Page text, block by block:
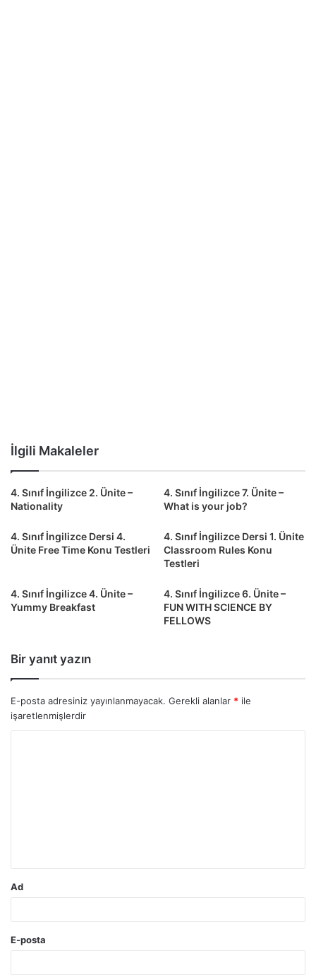
İlgili Makaleler
4. Sınıf İngilizce 2. Ünite –
Nationality
4. Sınıf İngilizce 7. Ünite –
What is your job?
4. Sınıf İngilizce Dersi 4.
Ünite Free Time Konu Testleri
4. Sınıf İngilizce Dersi 1. Ünite
Classroom Rules Konu
Testleri
4. Sınıf İngilizce 4. Ünite –
Yummy Breakfast
4. Sınıf İngilizce 6. Ünite –
FUN WITH SCIENCE BY
FELLOWS
Bir yanıt yazın
E-posta adresiniz yayınlanmayacak. Gerekli alanlar * ile
işaretlenmişlerdir
Ad
E-posta